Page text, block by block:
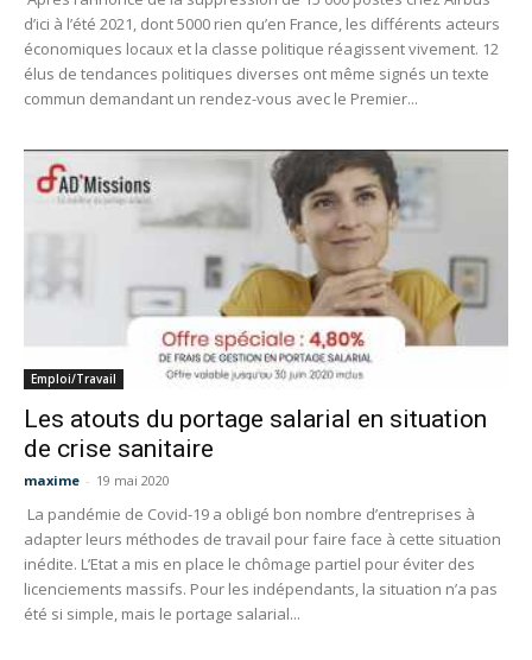
d’ici à l’été 2021, dont 5000 rien qu’en France, les différents acteurs
économiques locaux et la classe politique réagissent vivement. 12
élus de tendances politiques diverses ont même signés un texte
commun demandant un rendez-vous avec le Premier...
Emploi/Travail
Les atouts du portage salarial en situation
de crise sanitaire
maxime - 19 mai 2020
La pandémie de Covid-19 a obligé bon nombre d’entreprises à
adapter leurs méthodes de travail pour faire face à cette situation
inédite. L’Etat a mis en place le chômage partiel pour éviter des
licenciements massifs. Pour les indépendants, la situation n’a pas
été si simple, mais le portage salarial...